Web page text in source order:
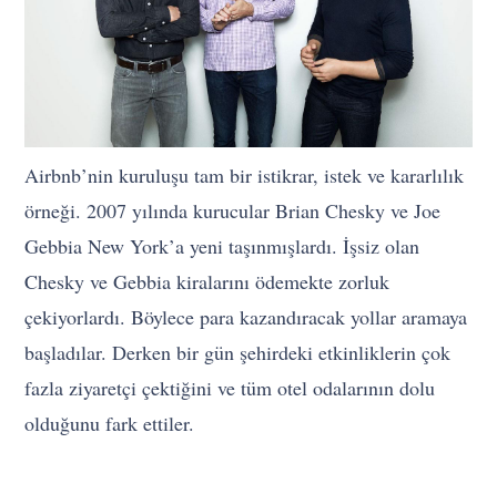
Airbnb’nin kuruluşu tam bir istikrar, istek ve kararlılık
örneği. 2007 yılında kurucular Brian Chesky ve Joe
Gebbia New York’a yeni taşınmışlardı. İşsiz olan
Chesky ve Gebbia kiralarını ödemekte zorluk
çekiyorlardı. Böylece para kazandıracak yollar aramaya
başladılar. Derken bir gün şehirdeki etkinliklerin çok
fazla ziyaretçi çektiğini ve tüm otel odalarının dolu
olduğunu fark ettiler.